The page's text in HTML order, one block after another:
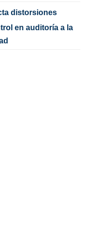
distorsiones
en auditoría a la